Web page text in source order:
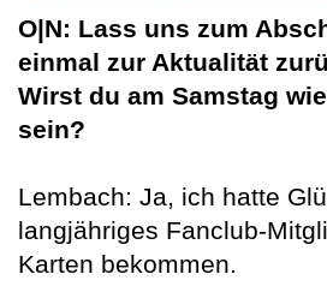
O|N: Lass uns zum
einmal zur Aktualität
Wirst du am Samstag
sein?
Lembach: Ja, ich hatte
langjähriges Fanclub-
Karten bekommen.